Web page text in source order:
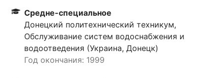
Средне-специальное
Донецкий политехнический техникум,
Обслуживание систем водоснабжения и
водоотведения (Украина, Донецк)
Год окончания: 1999